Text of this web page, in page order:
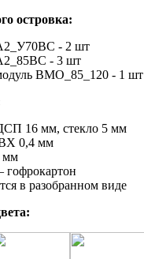
островка:
- 2 шт
- 3 шт
ВМО_85_120 - 1 шт
16 мм, стекло 5 мм
0,4 мм
мм
гофрокартон
в разобранном виде